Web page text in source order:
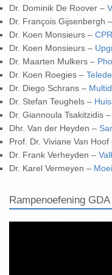
Dr. Dominik De Roover –
Dr. François Gijsenbergh –
Dr. Koen Monsieurs –
Dr. Koen Monsieurs –
Dr. Maarten Mulkers –
Dr. Koen Roegies –
Dr. Diego Schrans –
Dr. Stefan Teughels –
Dr. Giannoula Tsakitzidis –
Dhr. Van der Heyden –
Prof. Dr. Viviane Van Hoof
Dr. Frank Verheyden –
Dr. Karel Vermeyen –
Rampenoefening GDA